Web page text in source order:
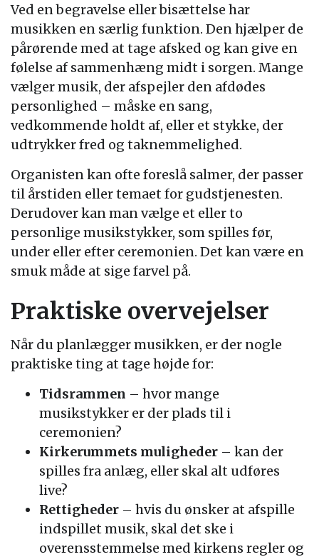
Ved en begravelse eller bisættelse har
musikken en særlig funktion. Den hjælper de
pårørende med at tage afsked og kan give en
følelse af sammenhæng midt i sorgen. Mange
vælger musik, der afspejler den afdødes
personlighed – måske en sang,
vedkommende holdt af, eller et stykke, der
udtrykker fred og taknemmelighed.
Organisten kan ofte foreslå salmer, der passer
til årstiden eller temaet for gudstjenesten.
Derudover kan man vælge et eller to
personlige musikstykker, som spilles før,
under eller efter ceremonien. Det kan være en
smuk måde at sige farvel på.
Praktiske overvejelser
Når du planlægger musikken, er der nogle
praktiske ting at tage højde for:
Tidsrammen – hvor mange
musikstykker er der plads til i
ceremonien?
Kirkerummets muligheder – kan der
spilles fra anlæg, eller skal alt udføres
live?
Rettigheder – hvis du ønsker at afspille
indspillet musik, skal det ske i
overensstemmelse med kirkens regler og